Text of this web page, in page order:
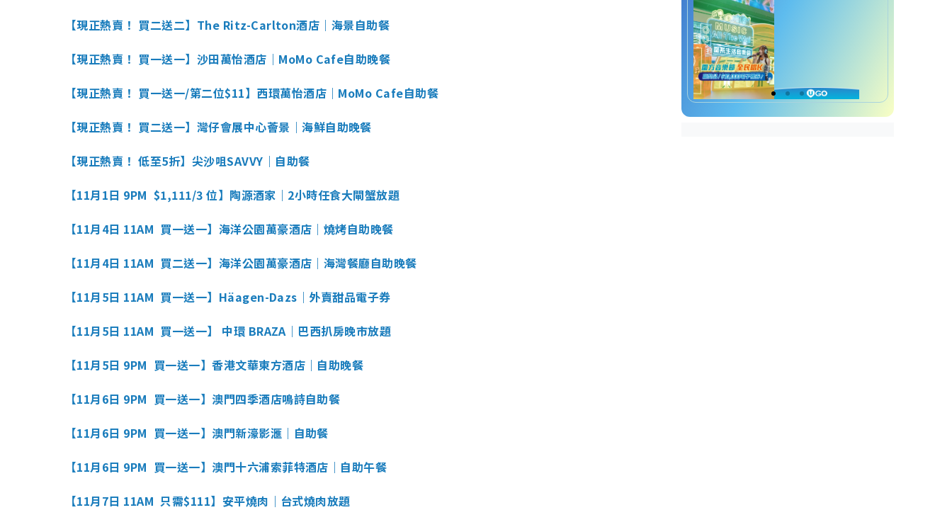
【現正熱賣！ 買二送二】The Ritz-Carlton酒店｜海景自助餐
【現正熱賣！ 買一送一】沙田萬怡酒店｜MoMo Cafe自助晚餐
【現正熱賣！ 買一送一/第二位$11】西環萬怡酒店｜MoMo Cafe自助餐
【現正熱賣！ 買二送一】灣仔會展中心薈景｜海鮮自助晚餐
【現正熱賣！ 低至5折】尖沙咀SAVVY｜自助餐
【11月1日 9PM $1,111/3 位】陶源酒家｜2小時任食大閘蟹放題
【11月4日 11AM 買一送一】海洋公園萬豪酒店｜燒烤自助晚餐
【11月4日 11AM 買二送一】海洋公園萬豪酒店｜海灣餐廳自助晚餐
【11月5日 11AM 買一送一】Häagen-Dazs｜外賣甜品電子券
【11月5日 11AM 買一送一】 中環 BRAZA｜巴西扒房晚市放題
【11月5日 9PM 買一送一】香港文華東方酒店｜自助晚餐
【11月6日 9PM 買一送一】澳門四季酒店鳴詩自助餐
【11月6日 9PM 買一送一】澳門新濠影滙｜自助餐
【11月6日 9PM 買一送一】澳門十六浦索菲特酒店｜自助午餐
【11月7日 11AM 只需$111】安平燒肉｜台式燒肉放題